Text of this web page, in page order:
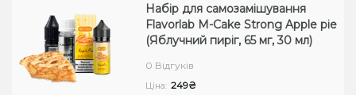
Набір для самозамішування
Flavorlab M-Cake Strong Apple pie
(Яблучний пиріг, 65 мг, 30 мл)
0 Відгуків
Ціна: 249₴